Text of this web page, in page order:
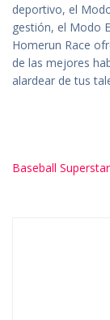
deportivo, el
gestión, el Modo
Homerun Race
de las mejores
alardear de tus
Baseball